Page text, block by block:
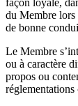
façon loyale,
du Membre lors
de bonne
Le Membre
ou à caractère
propos ou
réglementations